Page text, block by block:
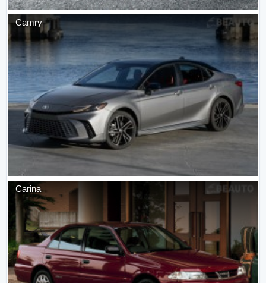
Camry
Carina